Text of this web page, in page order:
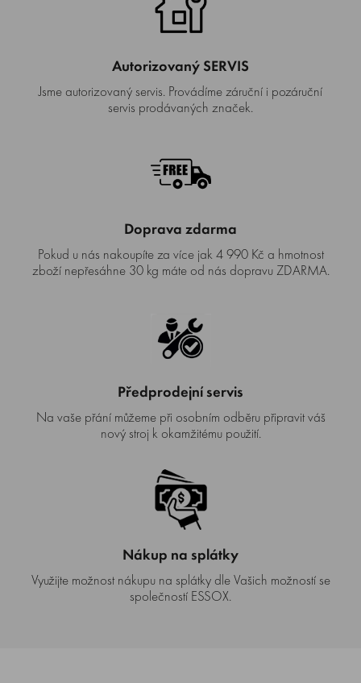
Autorizovaný SERVIS
Jsme autorizovaný servis. Provádíme záruční i pozáruční
servis prodávaných značek.
Doprava zdarma
Pokud u nás nakoupíte za více jak 4 990 Kč a hmotnost
zboží nepřesáhne 30 kg máte od nás dopravu ZDARMA.
Předprodejní servis
Na vaše přání můžeme při osobním odběru připravit váš
nový stroj k okamžitému použití.
Nákup na splátky
Využijte možnost nákupu na splátky dle Vašich možností se
společností ESSOX.